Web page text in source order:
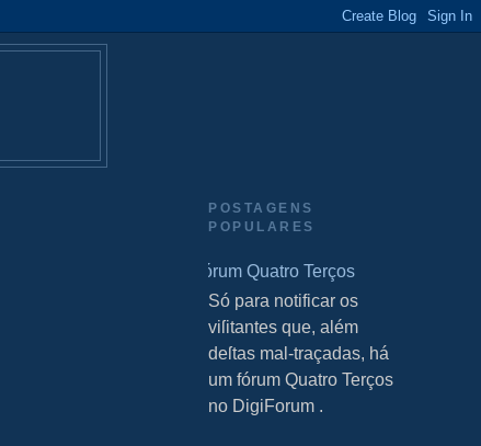
POSTAGENS
POPULARES
Fórum Quatro Terços
S Só para notificar os
viſitantes que, além
deſtas mal-traçadas, há
um fórum Quatro Terços
no DigiForum .